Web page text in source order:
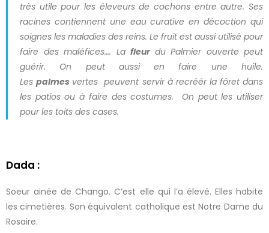
très utile pour les éleveurs de cochons entre autre. Ses
racines contiennent une eau curative en décoction qui
soignes les maladies des reins. Le fruit est aussi utilisé pour
faire des maléfices…. La fleur du Palmier ouverte peut
guérir. On peut aussi en faire une huile.
Lespalmes vertes peuvent servir à recréér la fôret dans
les patios ou à faire des costumes. On peut les utiliser
pour les toits des cases.
Dada :
Soeur ainée de Chango. C’est elle qui l’a élevé. Elles habite
les cimetières. Son équivalent catholique est Notre Dame du
Rosaire.